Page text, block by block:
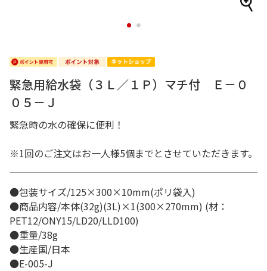
1 2
緊急用給水袋（３Ｌ／１Ｐ）マチ付 Ｅ－０
０５－Ｊ
緊急時の水の確保に便利！
※1回のご注文はお一人様5個までとさせていただきます。
●包装サイズ/125×300×10mm(ポリ袋入)
●商品内容/本体(32g)(3L)×1(300×270mm) (材：
PET12/ONY15/LD20/LLD100)
●重量/38g
●生産国/日本
●E-005-J